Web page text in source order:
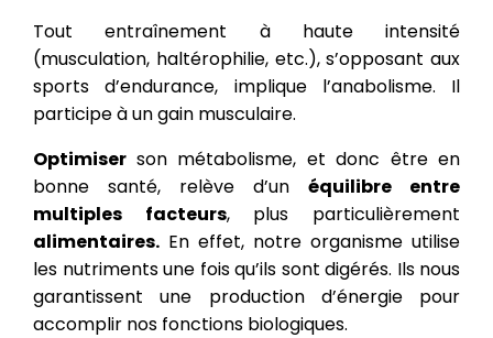
Tout entraînement à haute intensité
(musculation, haltérophilie, etc.), s’opposant aux
sports d’endurance, implique l’anabolisme. Il
participe à un gain musculaire.
Optimiser son métabolisme, et donc être en
bonne santé, relève d’un équilibre entre
multiples facteurs, plus particulièrement
alimentaires. En effet, notre organisme utilise
les nutriments une fois qu’ils sont digérés. Ils nous
garantissent une production d’énergie pour
accomplir nos fonctions biologiques.